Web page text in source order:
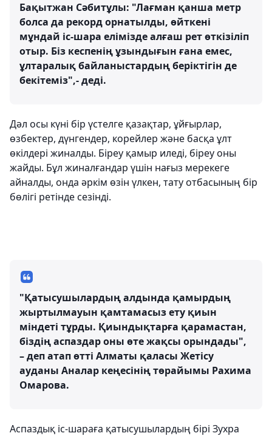
Бақытжан Сәбитұлы: "Лағман қанша метр
болса да рекорд орнатылды, өйткені
мұндай іс-шара елімізде алғаш рет өткізіліп
отыр. Біз кеспенің ұзындығын ғана емес,
ұлтаралық байланыстардың беріктігін де
бекітеміз",- деді.
Дәл осы күні бір үстелге қазақтар, ұйғырлар,
өзбектер, дүнгендер, корейлер және басқа ұлт
өкілдері жиналды. Біреу қамыр иледі, біреу оны
жайды. Бұл жиналғандар үшін нағыз мерекеге
айналды, онда әркім өзін үлкен, тату отбасының бір
бөлігі ретінде сезінді.
"Қатысушылардың алдында қамырдың
жыртылмауын қамтамасыз ету қиын
міндеті тұрды. Қиындықтарға қарамастан,
біздің аспаздар оны өте жақсы орындады",
– деп атап өтті Алматы қаласы Жетісу
ауданы Аналар кеңесінің төрайымы Рахима
Омарова.
Аспаздық іс-шараға қатысушылардың бірі Зухра